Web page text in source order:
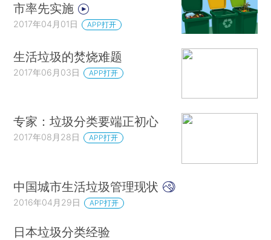
市率先实施
2017年04月01日 APP打开
生活垃圾的焚烧难题
2017年06月03日 APP打开
专家：垃圾分类要端正初心
2017年08月28日 APP打开
中国城市生活垃圾管理现状
2016年04月29日 APP打开
日本垃圾分类经验